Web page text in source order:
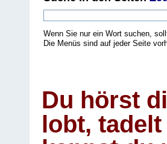
Wenn Sie nur ein Wort suchen,
Die Menüs sind auf jeder Seite
Du hörst
lobt,